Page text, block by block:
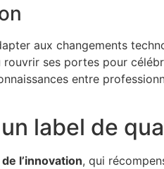
aux changements
ses portes pour
entre
label de
l’innovation, qui